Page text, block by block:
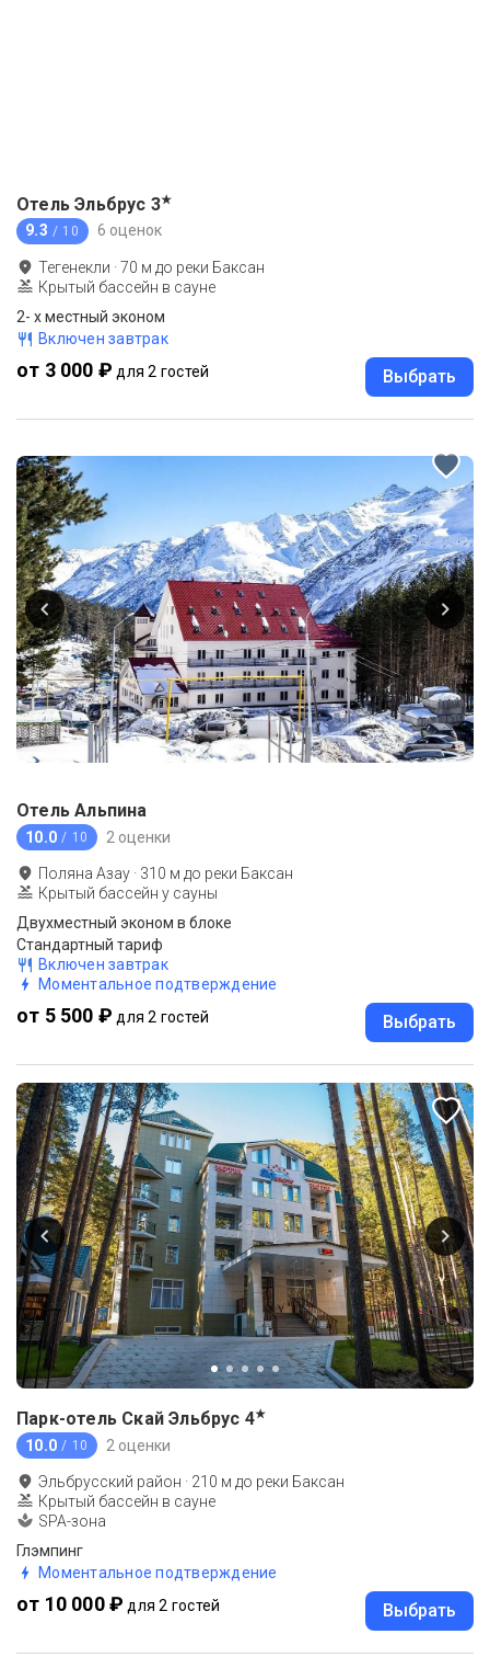
Отель Эльбрус 3★
9.3 / 10 6 оценок
Тегенекли ·70 м до реки Баксан
Крытый бассейн в сауне
2- х местный эконом
Включен завтрак
от 3 000 ₽ для 2 гостей Выбрать
Отель Альпина
10.0 / 10 2 оценки
Поляна Азау · 310 м до реки Баксан
Крытый бассейн у сауны
Двухместный эконом в блоке
Стандартный тариф
Включен завтрак
Моментальное подтверждение
от 5 500 ₽ для 2 гостей Выбрать
Парк-отель Скай Эльбрус 4★
10.0 / 10 2 оценки
Эльбрусский район · 210 м до реки Баксан
Крытый бассейн в сауне
SPA-зона
Глэмпинг
Моментальное подтверждение
от 10 000 ₽ для 2 гостей Выбрать